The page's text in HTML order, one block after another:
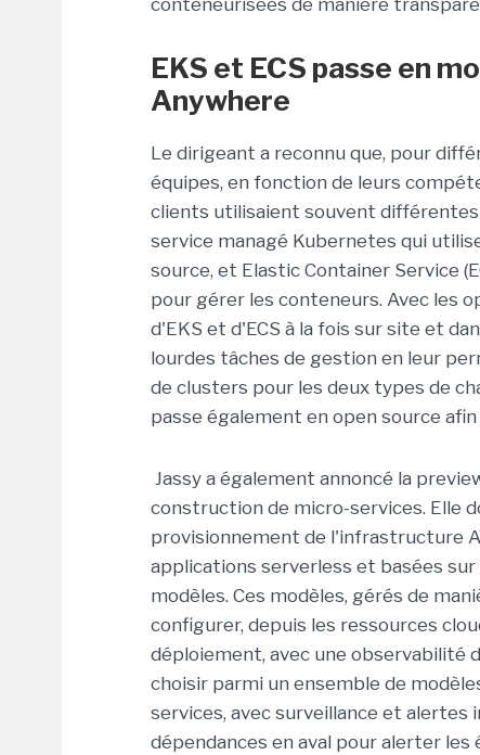
conteneurisées de manière
EKS et ECS passe en
Anywhere
Le dirigeant a reconnu que, pour
équipes, en fonction de leurs
clients utilisaient souvent différentes
service managé Kubernetes qui
source, et Elastic Container Service
pour gérer les conteneurs. Avec les
d'EKS et d'ECS à la fois sur site et
lourdes tâches de gestion en leur
de clusters pour les deux types de
passe également en open source
Jassy a également annoncé la
construction de micro-services. Elle
provisionnement de l'infrastructure
applications serverless et basées
modèles. Ces modèles, gérés de
configurer, depuis les ressources
déploiement, avec une observabilité
choisir parmi un ensemble de
services, avec surveillance et
dépendances en aval pour alerter